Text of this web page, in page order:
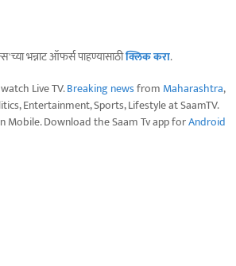
भन्नाट ऑफर्स पाहण्यासाठीक्लिक करा.
Live TV.Breaking newsfrom Maharashtra,
Entertainment, Sports, Lifestyle at SaamTV.
Mobile. Download the Saam Tv app forAndroid